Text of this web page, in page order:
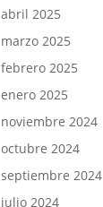
abril 2025
marzo 2025
febrero 2025
enero 2025
noviembre 2024
octubre 2024
septiembre 2024
julio 2024